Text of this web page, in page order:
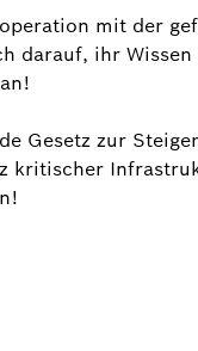
mit der
darauf, ihr
Gesetz zur
kritischer